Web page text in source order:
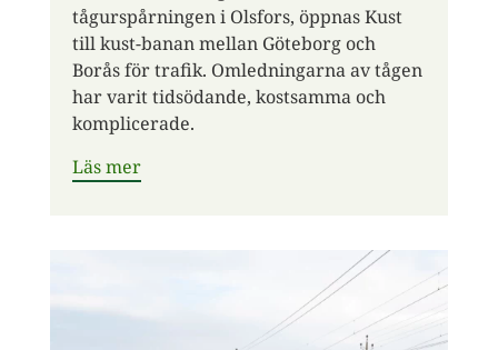
tågurspårningen i Olsfors, öppnas Kust
till kust-banan mellan Göteborg och
Borås för trafik. Omledningarna av tågen
har varit tidsödande, kostsamma och
komplicerade.
Läs mer